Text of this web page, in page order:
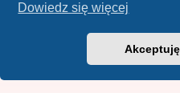
Dowiedz się więcej
włamania do witryny, podczas